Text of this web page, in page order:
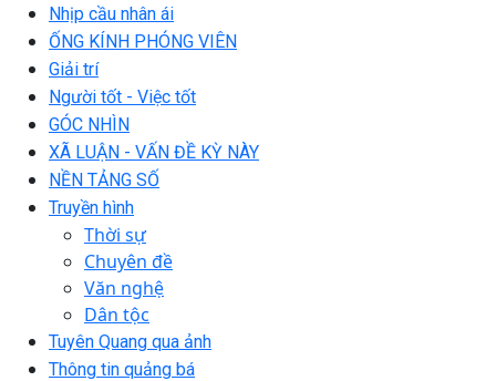
Nhịp cầu nhân ái
ỐNG KÍNH PHÓNG VIÊN
Giải trí
Người tốt - Việc tốt
GÓC NHÌN
XÃ LUẬN - VẤN ĐỀ KỲ NÀY
NỀN TẢNG SỐ
Truyền hình
Thời sự
Chuyên đề
Văn nghệ
Dân tộc
Tuyên Quang qua ảnh
Thông tin quảng bá